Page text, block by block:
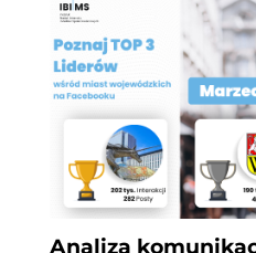
Analiza